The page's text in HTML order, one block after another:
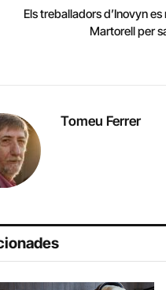
Els treballadors d’Inovyn
Martorell per
Tomeu Ferrer